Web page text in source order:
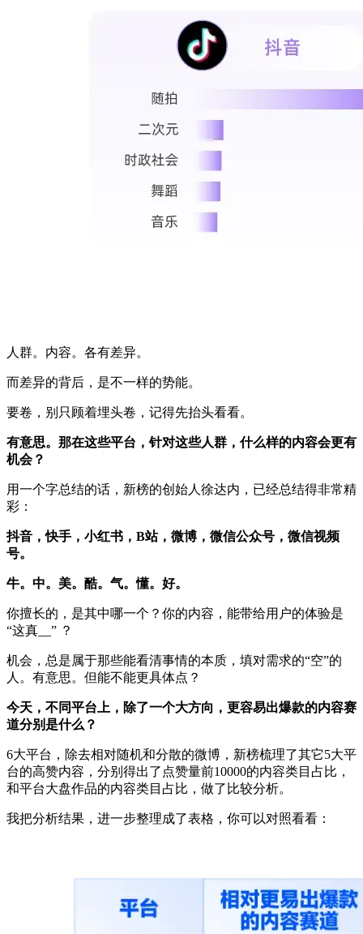
人群。内容。各有差异。
而差异的背后，是不一样的势能。
要卷，别只顾着埋头卷，记得先抬头看看。
有意思。那在这些平台，针对这些人群，什么样的内容会更有
机会？
用一个字总结的话，新榜的创始人徐达内，已经总结得非常精
彩：
抖音，快手，小红书，B站，微博，微信公众号，微信视频
号。
牛。中。美。酷。气。懂。好。
你擅长的，是其中哪一个？你的内容，能带给用户的体验是
“这真__” ？
机会，总是属于那些能看清事情的本质，填对需求的“空”的
人。有意思。但能不能更具体点？
今天，不同平台上，除了一个大方向，更容易出爆款的内容赛
道分别是什么？
6大平台，除去相对随机和分散的微博，新榜梳理了其它5大平
台的高赞内容，分别得出了点赞量前10000的内容类目占比，
和平台大盘作品的内容类目占比，做了比较分析。
我把分析结果，进一步整理成了表格，你可以对照看看：